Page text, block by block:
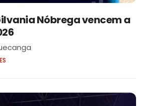
Nóbrega vencem a